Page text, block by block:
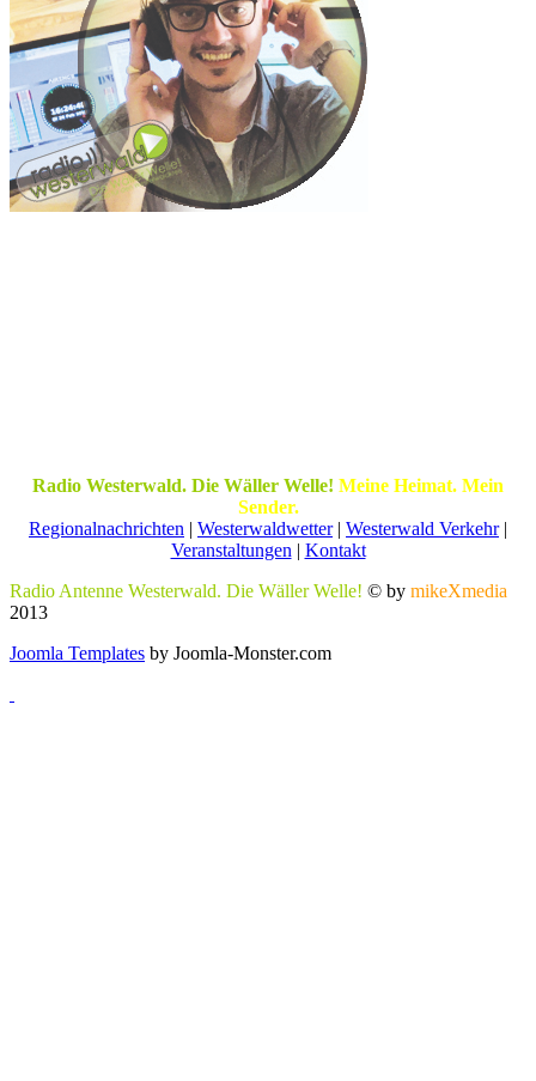
Radio Westerwald. Die Wäller Welle! Meine Heimat. Mein
Sender.
Regionalnachrichten | Westerwaldwetter| Westerwald Verkehr|
Veranstaltungen | Kontakt
Radio Antenne Westerwald. Die Wäller Welle! © by mikeXmedia
2013
Joomla Templates by Joomla-Monster.com